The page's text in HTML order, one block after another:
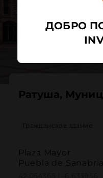
Ратуша,
Гражданское здание
Plaza Mayor
Puebla de Sanabria
ДОБРО